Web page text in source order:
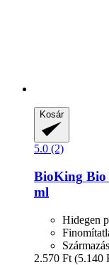
Kosár
5.0 (2)
BioKing Bio
ml
Hidegen
2.570 Ft (5.140